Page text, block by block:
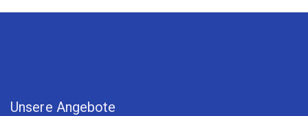
Unsere Angebote